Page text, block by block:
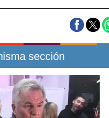
sección